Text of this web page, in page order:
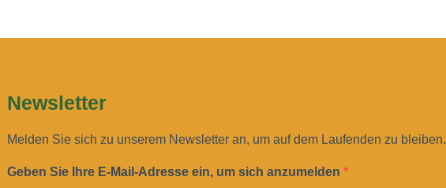
Newsletter
Melden Sie sich zu unserem Newsletter an, um auf dem Laufenden zu bleiben.
Geben Sie Ihre E-Mail-Adresse ein, um sich anzumelden